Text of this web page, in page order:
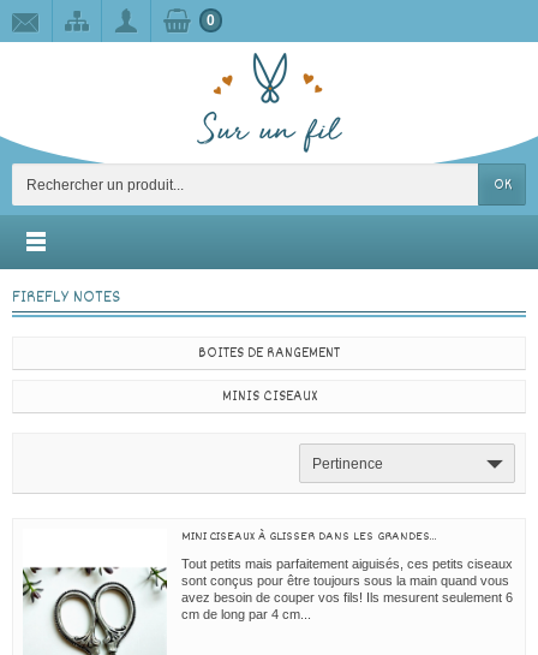
OK
0
FIREFLY NOTES
BOITES DE RANGEMENT
MINIS CISEAUX
Pertinence
MINI CISEAUX À GLISSER DANS LES GRANDES...
Tout petits mais parfaitement aiguisés, ces petits ciseaux
sont conçus pour être toujours sous la main quand vous
avez besoin de couper vos fils! Ils mesurent seulement 6
cm de long par 4 cm...